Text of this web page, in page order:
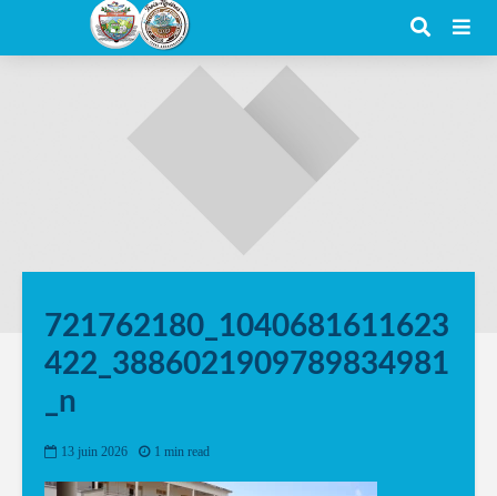
721762180_1040681611623
422_3886021909789834981
_n
13 juin 2026 1 min read